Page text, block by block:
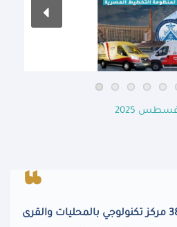
الانتهاء من تطوير 380 مركز تكنولوجي بالمحليات والقرى